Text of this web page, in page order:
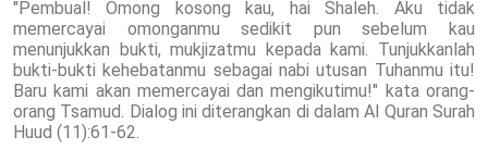
"Pembual! Omong kosong kau, hai Shaleh. Aku tidak
memercayai omonganmu sedikit pun sebelum kau
menunjukkan bukti, mukjizatmu kepada kami. Tunjukkanlah
bukti-bukti kehebatanmu sebagai nabi utusan Tuhanmu itu!
Baru kami akan memercayai dan mengikutimu!" kata orang-
orang Tsamud. Dialog ini diterangkan di dalam Al Quran Surah
Huud (11):61-62.